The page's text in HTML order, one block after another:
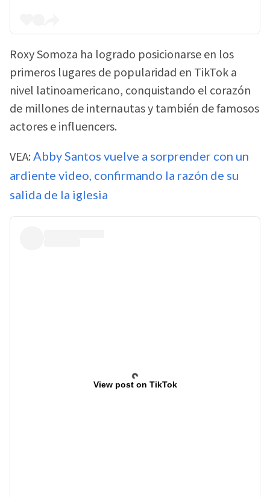
Roxy Somoza ha logrado posicionarse en los
primeros lugares de popularidad en TikTok a
nivel latinoamericano, conquistando el corazón
de millones de internautas y también de famosos
actores e influencers.
VEA: Abby Santos vuelve a sorprender con un
ardiente video, confirmando la razón de su
salida de la iglesia
View post on TikTok